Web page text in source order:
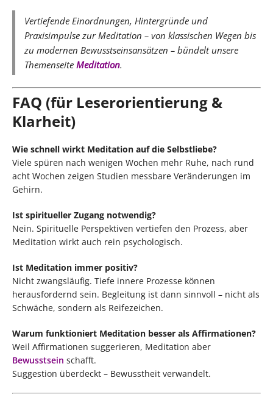
Vertiefende Einordnungen, Hintergründe und
Praxisimpulse zur Meditation – von klassischen Wegen bis
zu modernen Bewusstseinsansätzen – bündelt unsere
Themenseite Meditation.
FAQ (für Leserorientierung &
Klarheit)
Wie schnell wirkt Meditation auf die Selbstliebe?
Viele spüren nach wenigen Wochen mehr Ruhe, nach rund
acht Wochen zeigen Studien messbare Veränderungen im
Gehirn.
Ist spiritueller Zugang notwendig?
Nein. Spirituelle Perspektiven vertiefen den Prozess, aber
Meditation wirkt auch rein psychologisch.
Ist Meditation immer positiv?
Nicht zwangsläufig. Tiefe innere Prozesse können
herausfordernd sein. Begleitung ist dann sinnvoll – nicht als
Schwäche, sondern als Reifezeichen.
Warum funktioniert Meditation besser als Affirmationen?
Weil Affirmationen suggerieren, Meditation aber
Bewusstsein schafft.
Suggestion überdeckt – Bewusstheit verwandelt.